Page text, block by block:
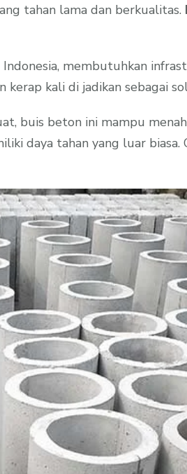
tahan lama dan berkualitas.
membutuhkan
kali di jadikan sebagai
buis beton ini mampu
daya tahan yang luar